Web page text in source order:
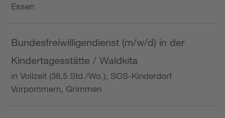
Essen
Bundesfreiwilligendienst (m/w/d) in der
Kindertagesstätte / Waldkita
in Vollzeit (38,5 Std./Wo.), SOS-Kinderdorf
Vorpommern, Grimmen